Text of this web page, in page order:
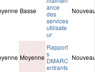
Basse
ance
des
services
utilisate
ur
Moyenne
Rapport
s
DMARC
entrants